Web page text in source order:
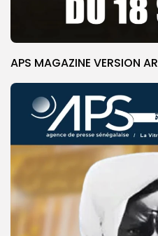
APS MAGAZINE VERSION AR